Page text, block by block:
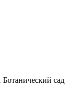
Ботанический сад